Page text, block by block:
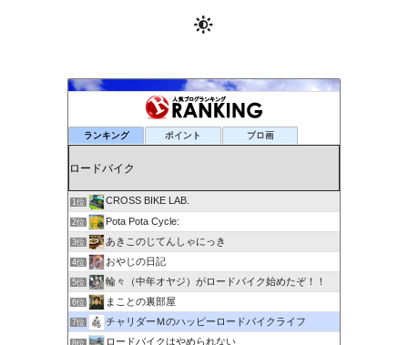
ランキング ポイント ブロ画
1位 CROSS BIKE LAB.
2位 Pota Pota Cycle:
3位 あきこのじてんしゃにっき
4位 おやじの日記
5位 輪々（中年オヤジ）がロードバイク始めたぞ！！
6位 まことの裏部屋
7位 チャリダーＭのハッピーロードバイクライフ
8位 ロードバイクはやめられない